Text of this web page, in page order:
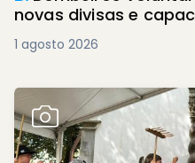
novas divisas e
1 agosto 2026